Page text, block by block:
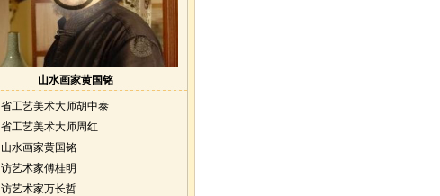
山水画家黄国铭
省工艺美术大师胡中泰
省工艺美术大师周红
山水画家黄国铭
访艺术家傅桂明
访艺术家万长哲